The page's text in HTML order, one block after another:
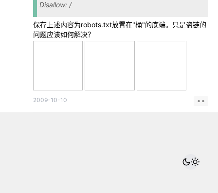
Disallow: /
保存上述内容为robots.txt放置在"桶"的底端。只是盗链的
问题应该如何解决？
2009-10-10